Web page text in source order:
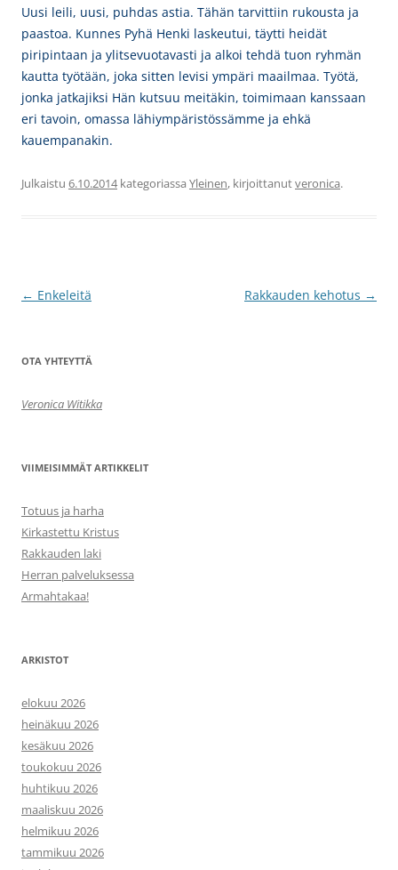
Uusi leili, uusi, puhdas astia. Tähän tarvittiin rukousta ja
paastoa. Kunnes Pyhä Henki laskeutui, täytti heidät
piripintaan ja ylitsevuotavasti ja alkoi tehdä tuon ryhmän
kautta työtään, joka sitten levisi ympäri maailmaa. Työtä,
jonka jatkajiksi Hän kutsuu meitäkin, toimimaan kanssaan
eri tavoin, omassa lähiympäristössämme ja ehkä
kauempanakin.
Julkaistu 6.10.2014kategoriassa Yleinen, kirjoittanutveronica.
Artikkelien
← Enkeleitä Rakkauden kehotus →
OTA YHTEYTTÄ
Veronica Witikka
VIIMEISIMMÄT ARTIKKELIT
Totuus ja harha
Kirkastettu Kristus
Rakkauden laki
Herran palveluksessa
Armahtakaa!
ARKISTOT
elokuu 2026
heinäkuu 2026
kesäkuu 2026
toukokuu 2026
huhtikuu 2026
maaliskuu 2026
helmikuu 2026
tammikuu 2026